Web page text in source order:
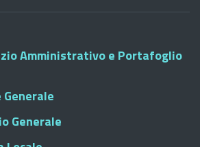
Amministrativo e Portafoglio
Generale